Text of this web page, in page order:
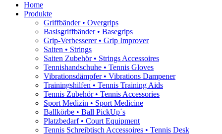
Home
Produkte
Griffbänder • Overgrips
Basisgriffbänder • Basegrips
Grip-Verbesserer • Grip Improver
Saiten • Strings
Saiten Zubehör • Strings Accessoires
Tennishandschuhe • Tennis Gloves
Vibrationsdämpfer • Vibrations Dampener
Trainingshilfen • Tennis Training Aids
Tennis Zubehör • Tennis Accessories
Sport Medizin • Sport Medicine
Ballkörbe • Ball PickUp´s
Platzbedarf • Court Equipment
Tennis Schreibtisch Accessoires • Tennis Desk